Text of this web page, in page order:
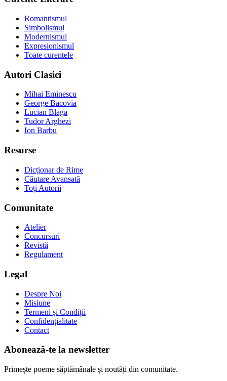
Romantismul
Simbolismul
Modernismul
Expresionismul
Toate curentele
Autori Clasici
Mihai Eminescu
George Bacovia
Lucian Blaga
Tudor Arghezi
Ion Barbu
Resurse
Dicționar de Rime
Căutare Avansată
Toți Autorii
Comunitate
Atelier
Concursuri
Revistă
Regulament
Legal
Despre Noi
Misiune
Termeni și Condiții
Confidențialitate
Contact
Abonează-te la newsletter
Primește poeme săptămânale și noutăți din comunitate.